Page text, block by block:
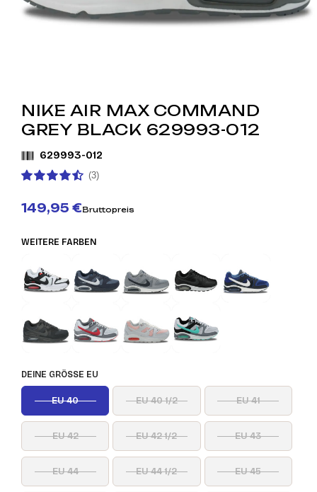
NIKE AIR MAX COMMAND
GREY BLACK 629993-012
629993-012
(3)
149,95 €Bruttopreis
WEITERE FARBEN
DEINE GRÖSSE EU
EU 40 EU 40 1/2 EU 41
EU 42 EU 42 1/2 EU 43
EU 44 EU 44 1/2 EU 45